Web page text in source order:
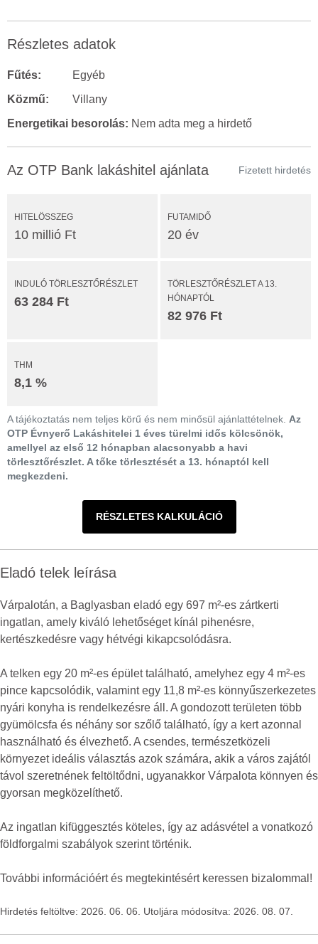
Részletes adatok
Fűtés:
Egyéb
Közmű:
Villany
Energetikai besorolás: Nem adta meg a hirdető
Az OTP Bank lakáshitel ajánlata Fizetett hirdetés
HITELÖSSZEG
10 millió Ft
FUTAMIDŐ
20 év
INDULÓ TÖRLESZTŐRÉSZLET
63 284 Ft
TÖRLESZTŐRÉSZLET A 13.
HÓNAPTÓL
82 976 Ft
THM
8,1 %
A tájékoztatás nem teljes körű és nem minősül ajánlattételnek. Az
OTP Évnyerő Lakáshitelei 1 éves türelmi idős kölcsönök,
amellyel az első 12 hónapban alacsonyabb a havi
törlesztőrészlet. A tőke törlesztését a 13. hónaptól kell
megkezdeni.
RÉSZLETES KALKULÁCIÓ
Eladó telek leírása
Várpalotán, a Baglyasban eladó egy 697 m²-es zártkerti
ingatlan, amely kiváló lehetőséget kínál pihenésre,
kertészkedésre vagy hétvégi kikapcsolódásra.
A telken egy 20 m²-es épület található, amelyhez egy 4 m²-es
pince kapcsolódik, valamint egy 11,8 m²-es könnyűszerkezetes
nyári konyha is rendelkezésre áll. A gondozott területen több
gyümölcsfa és néhány sor szőlő található, így a kert azonnal
használható és élvezhető. A csendes, természetközeli
környezet ideális választás azok számára, akik a város zajától
távol szeretnének feltöltődni, ugyanakkor Várpalota könnyen és
gyorsan megközelíthető.
Az ingatlan kifüggesztés köteles, így az adásvétel a vonatkozó
földforgalmi szabályok szerint történik.
További információért és megtekintésért keressen bizalommal!
Hirdetés feltöltve: 2026. 06. 06. Utoljára módosítva: 2026. 08. 07.